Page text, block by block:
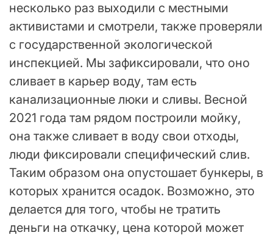
несколько раз выходили с местными
активистами и смотрели, также проверяли
с государственной экологической
инспекцией. Мы зафиксировали, что оно
сливает в карьер воду, там есть
канализационные люки и сливы. Весной
2021 года там рядом построили мойку,
она также сливает в воду свои отходы,
люди фиксировали специфический слив.
Таким образом она опустошает бункеры, в
которых хранится осадок. Возможно, это
делается для того, чтобы не тратить
деньги на откачку, цена которой может